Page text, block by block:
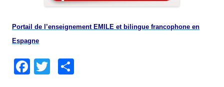
Portail de l’enseignement EMILE et bilingue francophone en
Espagne
F T